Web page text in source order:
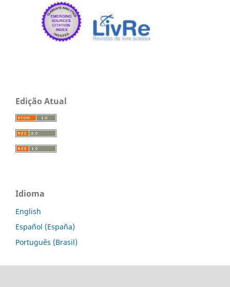
Edição Atual
Idioma
English
Español (España)
Português (Brasil)